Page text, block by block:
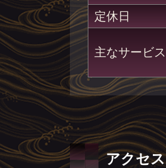
定休日
主なサービス
アクセス